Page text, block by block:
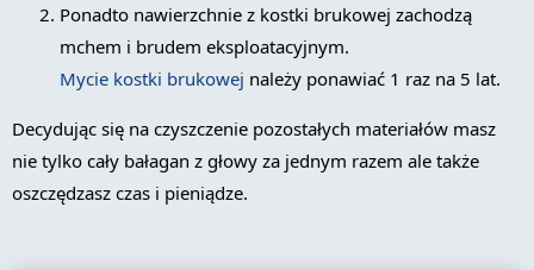
Ponadto nawierzchnie z kostki brukowej zachodzą
mchem i brudem eksploatacyjnym.
Mycie kostki brukowej należy ponawiać 1 raz na 5 lat.
Decydując się na czyszczenie pozostałych materiałów masz
nie tylko cały bałagan z głowy za jednym razem ale także
oszczędzasz czas i pieniądze.